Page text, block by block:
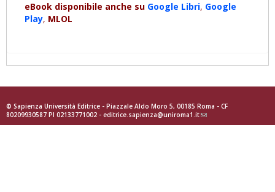
eBook disponibile anche su Google Libri, Google
Play, MLOL
© Sapienza Università Editrice - Piazzale Aldo Moro 5, 00185 Roma - CF
80209930587 PI 02133771002 - editrice.sapienza@uniroma1.it(link
sends